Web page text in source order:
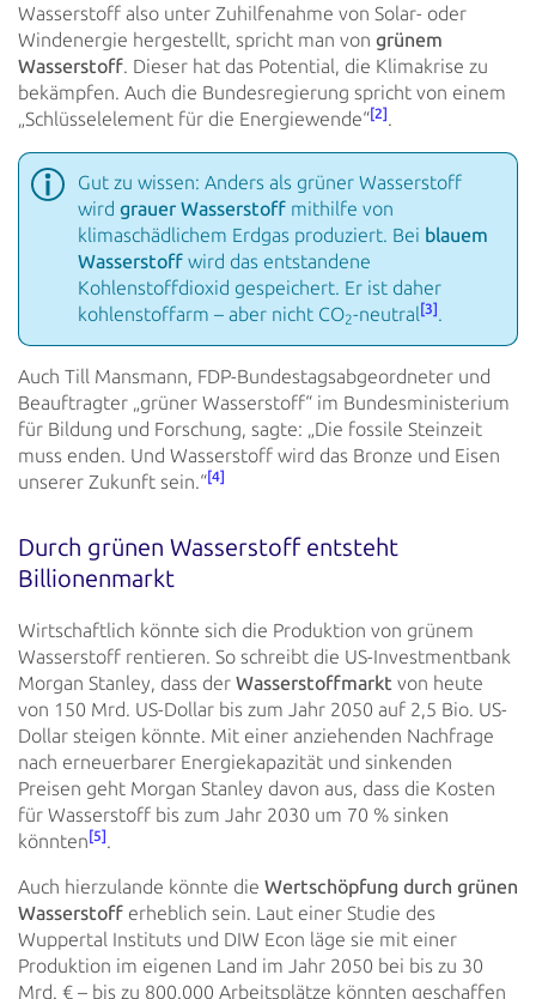
Wasserstoff also unter Zuhilfenahme von Solar- oder
Windenergie hergestellt, spricht man von grünem
Wasserstoff. Dieser hat das Potential, die Klimakrise zu
bekämpfen. Auch die Bundesregierung spricht von einem
„Schlüsselelement für die Energiewende“[2].
Gut zu wissen: Anders als grüner Wasserstoff
wird grauer Wasserstoff mithilfe von
klimaschädlichem Erdgas produziert. Bei blauem
Wasserstoff wird das entstandene
Kohlenstoffdioxid gespeichert. Er ist daher
kohlenstoffarm – aber nicht CO2-neutral[3].
Auch Till Mansmann, FDP-Bundestagsabgeordneter und
Beauftragter „grüner Wasserstoff“ im Bundesministerium
für Bildung und Forschung, sagte: „Die fossile Steinzeit
muss enden. Und Wasserstoff wird das Bronze und Eisen
unserer Zukunft sein.“[4]
Durch grünen Wasserstoff entsteht
Billionenmarkt
Wirtschaftlich könnte sich die Produktion von grünem
Wasserstoff rentieren. So schreibt die US-Investmentbank
Morgan Stanley, dass der Wasserstoffmarkt von heute
von 150 Mrd. US-Dollar bis zum Jahr 2050 auf 2,5 Bio. US-
Dollar steigen könnte. Mit einer anziehenden Nachfrage
nach erneuerbarer Energiekapazität und sinkenden
Preisen geht Morgan Stanley davon aus, dass die Kosten
für Wasserstoff bis zum Jahr 2030 um 70 % sinken
könnten[5].
Auch hierzulande könnte die Wertschöpfung durch grünen
Wasserstoff erheblich sein. Laut einer Studie des
Wuppertal Instituts und DIW Econ läge sie mit einer
Produktion im eigenen Land im Jahr 2050 bei bis zu 30
Mrd. € – bis zu 800.000 Arbeitsplätze könnten geschaffen